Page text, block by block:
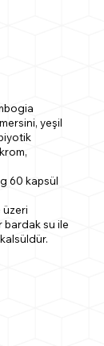
yeşil
60 kapsül
üzeri
bardak su ile